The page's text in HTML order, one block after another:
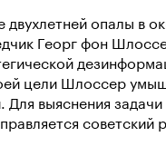
двухлетней опалы в
Георг фон
цели Шлоссер
Для выяснения
советский